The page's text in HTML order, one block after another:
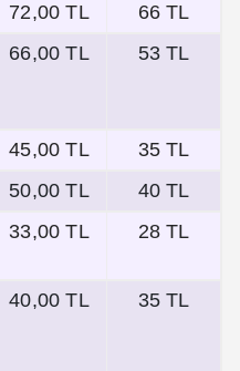
72,00 TL
66 TL
66,00 TL 53 TL
45,00 TL
35 TL
50,00 TL
40 TL
33,00 TL 28 TL
40,00 TL 35 TL